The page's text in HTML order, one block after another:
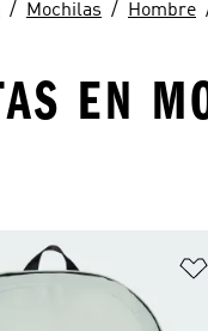
Mochilas Hombre
EN